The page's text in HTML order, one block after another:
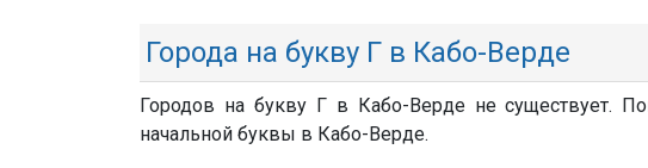
Города на букву Г в Кабо-Верде
Городов на букву Г в Кабо-Верде не существует.
начальной буквы в Кабо-Верде.